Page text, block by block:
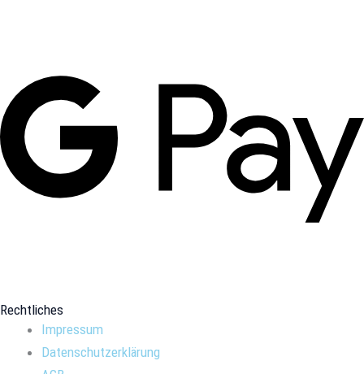
Rechtliches
Impressum
Datenschutzerklärung